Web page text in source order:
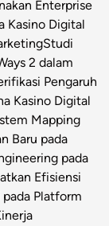
Enterprise
Kasino Digital
Studi
2 dalam
Pengaruh
Kasino Digital
Mapping
Baru pada
pada
Efisiensi
Platform